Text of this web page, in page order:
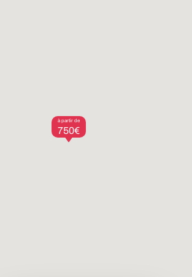
à partir de
750€